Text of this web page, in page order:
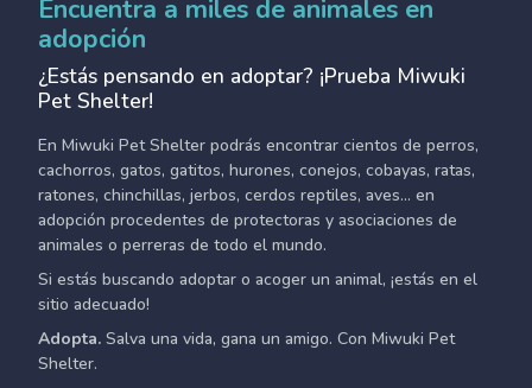
Encuentra a miles de animales en
adopción
¿Estás pensando en adoptar? ¡Prueba Miwuki
Pet Shelter!
En Miwuki Pet Shelter podrás encontrar cientos de perros,
cachorros, gatos, gatitos, hurones, conejos, cobayas, ratas,
ratones, chinchillas, jerbos, cerdos reptiles, aves... en
adopción procedentes de protectoras y asociaciones de
animales o perreras de todo el mundo.
Si estás buscando adoptar o acoger un animal, ¡estás en el
sitio adecuado!
Adopta. Salva una vida, gana un amigo. Con Miwuki Pet
Shelter.